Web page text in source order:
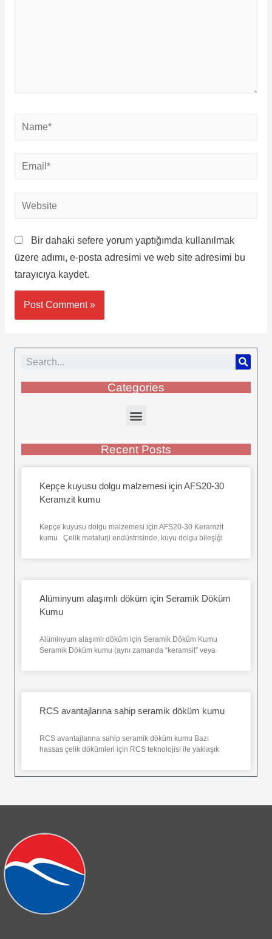
Bir dahaki sefere yorum yaptığımda kullanılmak
üzere adımı, e-posta adresimi ve web site adresimi bu
tarayıcıya kaydet.
Categories
Recent Posts
Kepçe kuyusu dolgu malzemesi için AFS20-30
Keramzit kumu
Kepçe kuyusu dolgu malzemesi için AFS20-30 Keramzit
kumu Çelik metalurji endüstrisinde, kuyu dolgu bileşiği
Alüminyum alaşımlı döküm için Seramik Döküm
Kumu
Alüminyum alaşımlı döküm için Seramik Döküm Kumu
Seramik Döküm kumu (aynı zamanda “keramsit” veya
RCS avantajlarına sahip seramik döküm kumu
RCS avantajlarına sahip seramik döküm kumu Bazı
hassas çelik dökümleri için RCS teknolojisi ile yaklaşık